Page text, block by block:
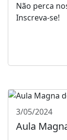
Não perca
Inscreva-se!
3/05/2024
Aula